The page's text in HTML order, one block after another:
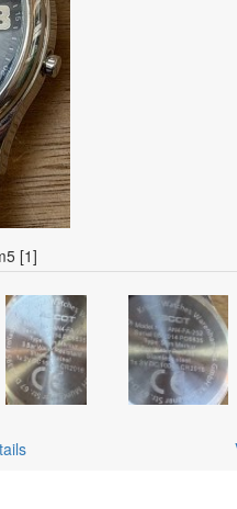
[1]